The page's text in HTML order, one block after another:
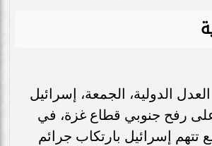
الدولية، الجمعة، إسرائيل
رفح جنوبي قطاع غزة، في
تتهم إسرائيل بارتكاب جرائم